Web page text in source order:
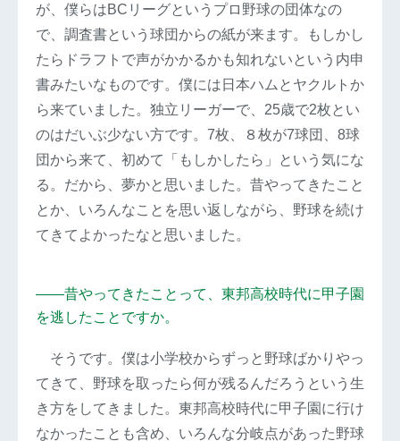
が、僕らはBCリーグというプロ野球の団体なの
で、調査書という球団からの紙が来ます。もしかし
たらドラフトで声がかかるかも知れないという内申
書みたいなものです。僕には日本ハムとヤクルトか
ら来ていました。独立リーガーで、25歳で2枚とい
のはだいぶ少ない方です。7枚、８枚が7球団、8球
団から来て、初めて「もしかしたら」という気にな
る。だから、夢かと思いました。昔やってきたこと
とか、いろんなことを思い返しながら、野球を続け
てきてよかったなと思いました。
――昔やってきたことって、東邦高校時代に甲子園
を逃したことですか。
そうです。僕は小学校からずっと野球ばかりやっ
てきて、野球を取ったら何が残るんだろうという生
き方をしてきました。東邦高校時代に甲子園に行け
なかったことも含め、いろんな分岐点があった野球